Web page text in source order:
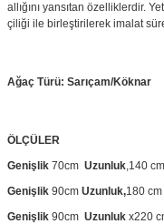
allığını yansıtan özelliklerdir.
çiliği ile birleştirilerek imalat
Ağaç Türü: Sarıçam/Köknar
ÖLÇÜLER
Genişlik 70cm Uzunluk,140 cm
Genişlik 90cm Uzunluk,180 cm
Genişlik 90cm Uzunluk x220